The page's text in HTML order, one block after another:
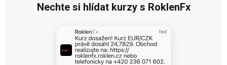
Nechte si hlídat kurzy s RoklenFx